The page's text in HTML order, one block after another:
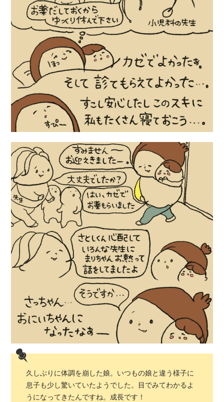
久しぶりに体調を崩した娘。いつもの娘と違う様子に
息子も少し驚いていたようでした。目でみてわかるよ
うになってきたんですね。成長です！